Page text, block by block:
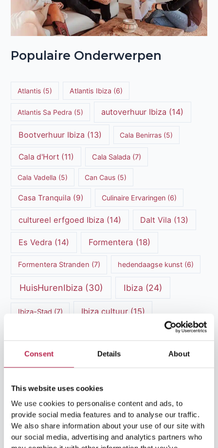
Consent Details About
This website uses cookies
We use cookies to personalise content and ads, to
provide social media features and to analyse our traffic.
We also share information about your use of our site with
our social media, advertising and analytics partners who
Populaire Onderwerpen
Atlantis (5) Atlantis Ibiza (6)
Atlantis Sa Pedra (5) autoverhuur Ibiza (14)
Bootverhuur Ibiza (13) Cala Benirras (5)
Cala d'Hort (11) Cala Salada(7)
Cala Vadella (5) Can Caus (5)
Casa Tranquila (9) Culinaire Ervaringen(6)
cultureel erfgoed Ibiza (14) Dalt Vila (13)
Es Vedra (14) Formentera (18)
Formentera Stranden (7) hedendaagse kunst(6)
HuisHurenIbiza (30) Ibiza (24)
Ibiza-Stad (7) Ibiza cultuur(15)
Ibiza nachtleven(12)
Ibiza Reisgids Ibiza reistips
Ibiza Villa Verhuur(6) luxe vakantie(5)
Luxe villa's Ibiza(43) luxe villas(13)